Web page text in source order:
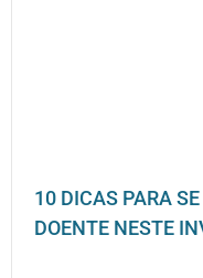
10 DICAS PARA
DOENTE NESTE